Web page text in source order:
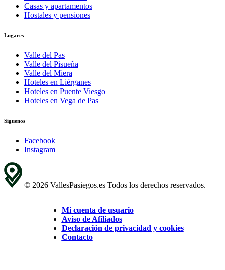
Casas y apartamentos
Hostales y pensiones
Lugares
Valle del Pas
Valle del Pisueña
Valle del Miera
Hoteles en Liérganes
Hoteles en Puente Viesgo
Hoteles en Vega de Pas
Síguenos
Facebook
Instagram
© 2026 VallesPasiegos.es Todos los derechos reservados.
Mi cuenta de usuario
Aviso de Afiliados
Declaración de privacidad y cookies
Contacto